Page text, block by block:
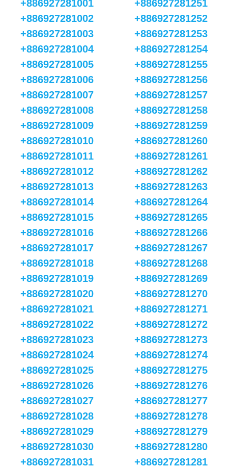
+886927281001
+886927281002
+886927281003
+886927281004
+886927281005
+886927281006
+886927281007
+886927281008
+886927281009
+886927281010
+886927281011
+886927281012
+886927281013
+886927281014
+886927281015
+886927281016
+886927281017
+886927281018
+886927281019
+886927281020
+886927281021
+886927281022
+886927281023
+886927281024
+886927281025
+886927281026
+886927281027
+886927281028
+886927281029
+886927281030
+886927281031
+886927281251
+886927281252
+886927281253
+886927281254
+886927281255
+886927281256
+886927281257
+886927281258
+886927281259
+886927281260
+886927281261
+886927281262
+886927281263
+886927281264
+886927281265
+886927281266
+886927281267
+886927281268
+886927281269
+886927281270
+886927281271
+886927281272
+886927281273
+886927281274
+886927281275
+886927281276
+886927281277
+886927281278
+886927281279
+886927281280
+886927281281